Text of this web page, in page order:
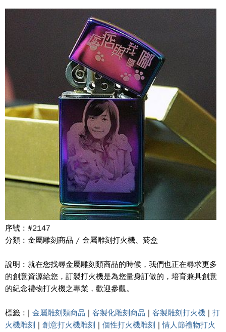
序號 : #2147
分類 : 金屬雕刻商品 / 金屬雕刻打火機、菸盒
說明 : 就在您找尋金屬雕刻類商品的時候，我們也正在尋求更多
的創意資源給您，訂製打火機是為您量身訂做的，培育兼具創意
的紀念禮物打火機之專業，歡迎參觀。
標籤 : | 金屬雕刻類商品 客製化雕刻商品 客製雕刻打火機
打
火機雕刻
創意打火機雕刻 個性打火機雕刻 |情人節禮物打火